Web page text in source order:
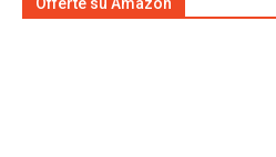
Offerte su Amazon